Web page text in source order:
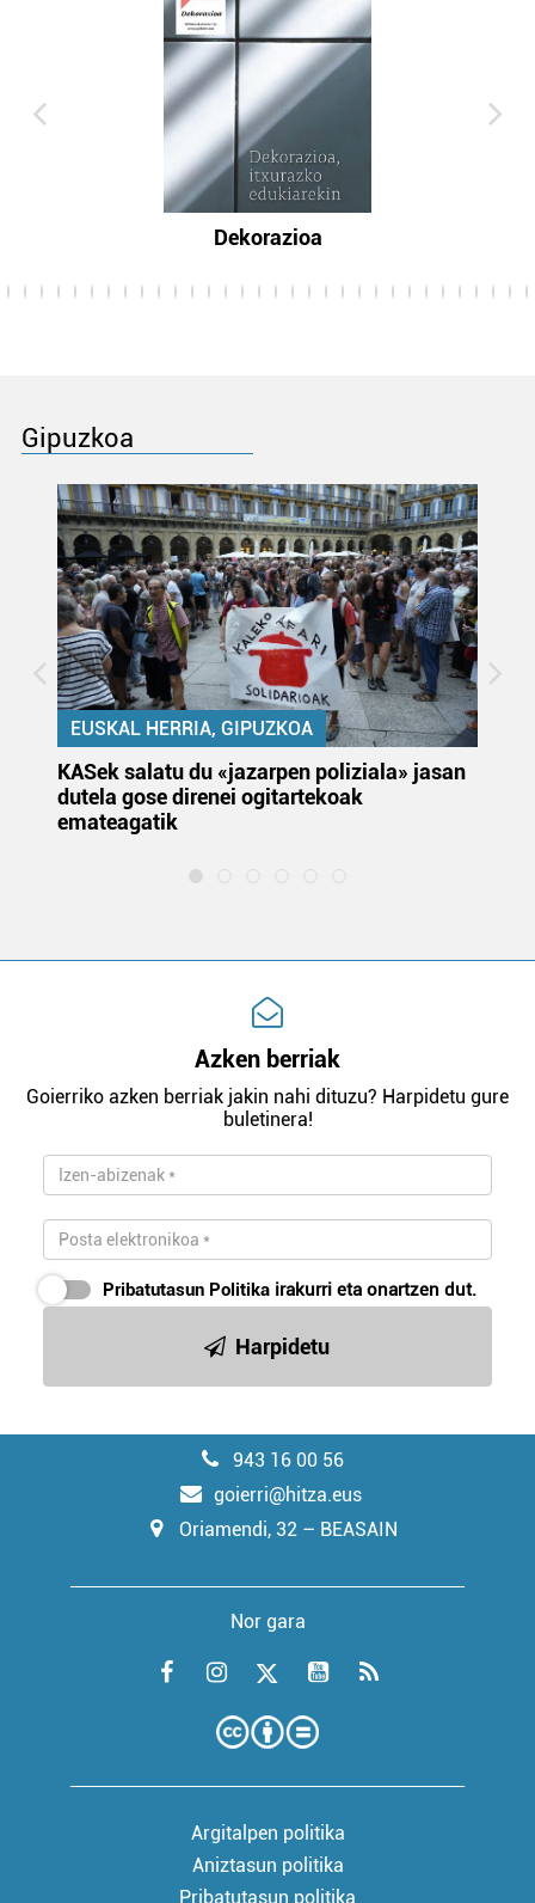
Dekorazioa
Gipuzkoa
EUSKAL HERRIA, GIPUZKOA
KASek salatu du «jazarpen poliziala» jasan
dutela gose direnei ogitartekoak
emateagatik
Azken berriak
Goierriko azken berriak jakin nahi dituzu? Harpidetu gure
buletinera!
Pribatutasun Politika irakurri eta onartzen dut.
Harpidetu
943 16 00 56
goierri@hitza.eus
Oriamendi, 32 – BEASAIN
Nor gara
Argitalpen politika
Aniztasun politika
Pribatutasun politika